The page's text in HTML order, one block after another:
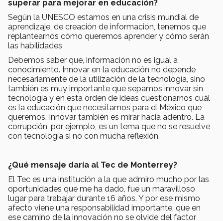
superar para mejorar en educación?
Según la UNESCO estamos en una crisis mundial de
aprendizaje, de creación de información, tenemos que
replantearnos cómo queremos aprender y cómo serán
las habilidades
Debemos saber que, información no es igual a
conocimiento. Innovar en la educación no depende
necesariamente de la utilización de la tecnología, sino
también es muy importante que sepamos innovar sin
tecnología y en esta orden de ideas cuestionarnos cuál
es la educación que necesitamos para el México que
queremos. Innovar también es mirar hacia adentro. La
corrupción, por ejemplo, es un tema que no se resuelve
con tecnología si no con mucha reflexión.
¿Qué mensaje daría al Tec de Monterrey?
El Tec es una institución a la que admiro mucho por las
oportunidades que me ha dado, fue un maravilloso
lugar para trabajar durante 16 años. Y por ese mismo
afecto viene una responsabilidad importante, que en
ese camino de la innovación no se olvide del factor